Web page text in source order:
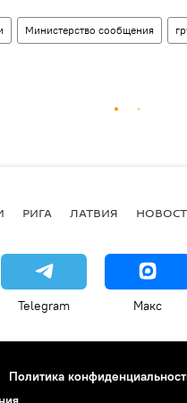
Министерство сообщения
РИГА ЛАТВИЯ
Telegram Макс
Политика